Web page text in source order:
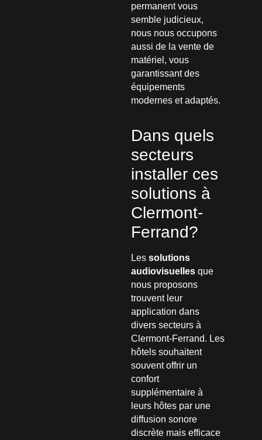
permanent vous
semble judicieux,
nous nous occupons
aussi de la vente de
matériel, vous
garantissant des
équipements
modernes et adaptés.
Dans quels
secteurs
installer ces
solutions à
Clermont-
Ferrand?
Les solutions
audiovisuelles que
nous proposons
trouvent leur
application dans
divers secteurs à
Clermont-Ferrand. Les
hôtels souhaitent
souvent offrir un
confort
supplémentaire à
leurs hôtes par une
diffusion sonore
discrète mais efficace